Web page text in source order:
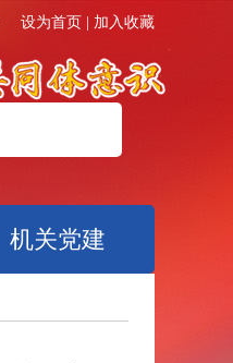
设为首页 加入收藏
机关党建